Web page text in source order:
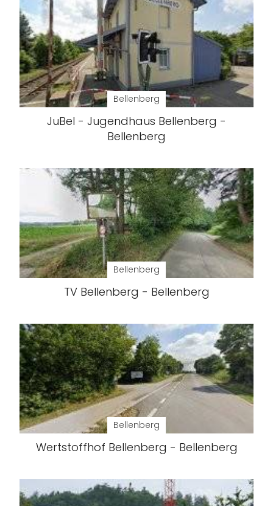
Bellenberg
JuBel - Jugendhaus Bellenberg -
Bellenberg
Bellenberg
TV Bellenberg - Bellenberg
Bellenberg
Wertstoffhof Bellenberg - Bellenberg